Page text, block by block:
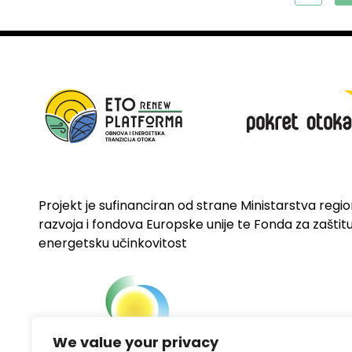
We value your privacy
Projekt je sufinanciran od strane Ministarstva
razvoja i fondova Europske unije te Fonda za
energetsku učinkovitost